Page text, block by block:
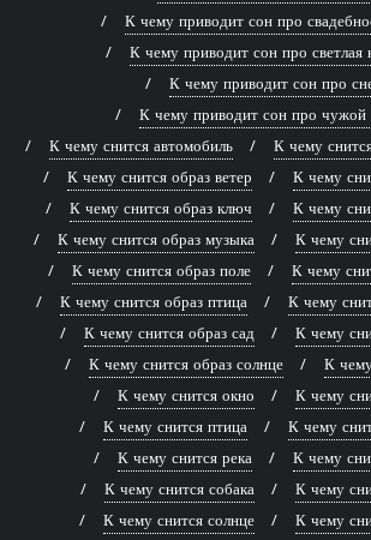
К чему приводит сон про
К чему приводит сон про светлая
К чему приводит сон про
К чему приводит сон про чужой
К чему снится автомобиль
К чему
К чему снится образ ветер
К чему
К чему снится образ ключ
К чему
К чему снится образ музыка
К чему
К чему снится образ поле
К чему
К чему снится образ птица
К чему
К чему снится образ сад
К чему
К чему снится образ солнце
К
К чему снится окно
К чему
К чему снится птица
К чему
К чему снится река
К чему
К чему снится собака
К чему
К чему снится солнце
К чему